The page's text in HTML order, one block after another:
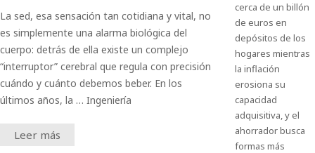
La sed, esa sensación tan cotidiana y vital, no
es simplemente una alarma biológica del
cuerpo: detrás de ella existe un complejo
“interruptor” cerebral que regula con precisión
cuándo y cuánto debemos beber. En los
últimos años, la … Ingeniería
Leer más
cerca de un billón
de euros en
depósitos de los
hogares mientras
la inflación
erosiona su
capacidad
adquisitiva, y el
ahorrador busca
formas más